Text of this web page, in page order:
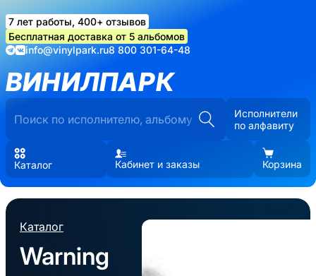
7 лет работы, 400+ отзывов
Бесплатная доставка от 5 альбомов
info@vinylpark.ru8 800 301-64-48
ВИНИЛПАРК
Исполнители
по алфавиту
Каталог Кабинет и заказы Корзина
Каталог
Warning